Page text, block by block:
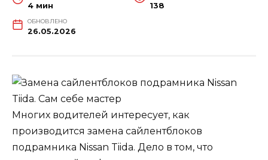
4 мин 138
ОБНОВЛЕНО
26.05.2026
Многих водителей интересует, как
производится замена сайлентблоков
подрамника Nissan Tiida. Дело в том, что